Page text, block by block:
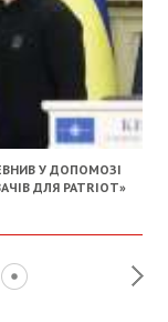
У ДОПОМОЗІ
ДЛЯ PATRIOT»